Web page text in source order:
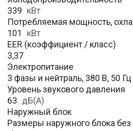
339 кВт
Потребляемая мощность,
101
кВт
EER (коэффициент / класс)
3,37
Электропитание
3 фазы и нейтраль, 380 В, 50 Гц
Уровень звукового давления
63 дБ(А)
Наружный блок
Размеры наружного блока